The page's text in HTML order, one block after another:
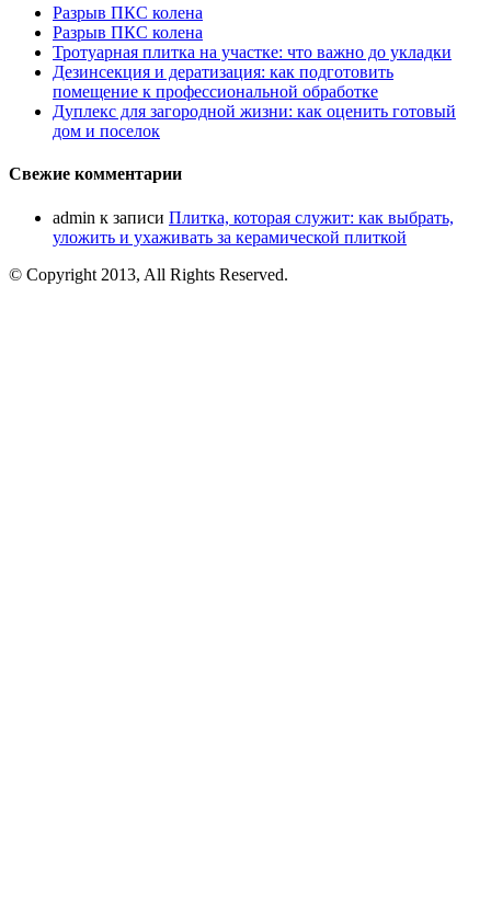
Разрыв ПКС колена
Разрыв ПКС колена
Тротуарная плитка на участке: что важно до укладки
Дезинсекция и дератизация: как подготовить
помещение к профессиональной обработке
Дуплекс для загородной жизни: как оценить готовый
дом и поселок
Свежие комментарии
admin к записи Плитка, которая служит: как выбрать,
уложить и ухаживать за керамической плиткой
© Copyright 2013, All Rights Reserved.